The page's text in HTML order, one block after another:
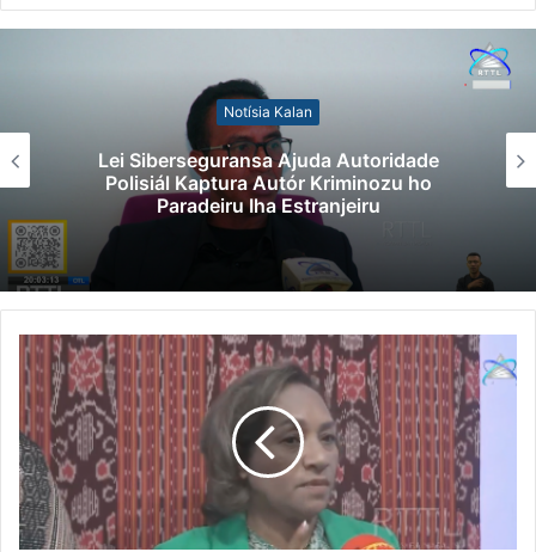
Notísia Kalan
Lei Siberseguransa Ajuda Autoridade
Polisiál Kaptura Autór Kriminozu ho
Paradeiru Iha Estranjeiru